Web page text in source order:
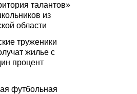
талантов»
из
области
труженики
жилье с
процент
футбольная